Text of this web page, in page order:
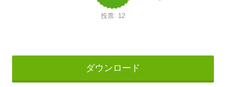
投票: 12
ダウンロード